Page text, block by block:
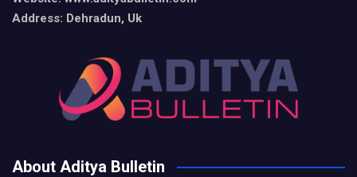
Address: Dehradun, Uk
About Aditya Bulletin